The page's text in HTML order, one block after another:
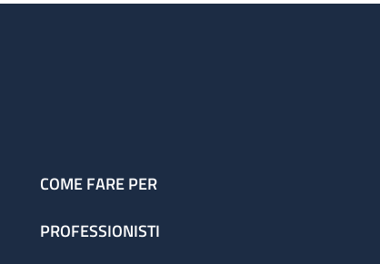
COME FARE PER
PROFESSIONISTI